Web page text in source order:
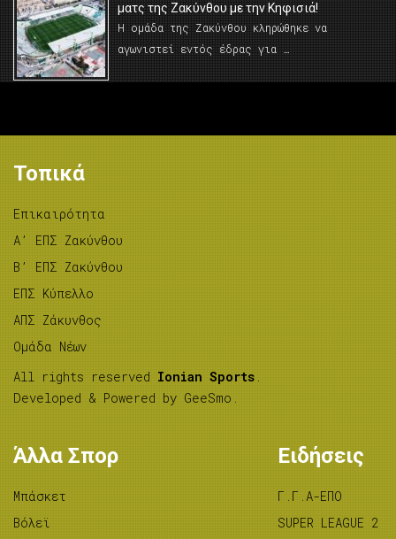
ματς της Ζακύνθου με την Κηφισιά!
Η ομάδα της Ζακύνθου κληρώθηκε να
αγωνιστεί εντός έδρας για …
Τοπικά
Επικαιρότητα
A’ ΕΠΣ Ζακύνθου
B’ ΕΠΣ Ζακύνθου
ΕΠΣ Κύπελλο
ΑΠΣ Ζάκυνθος
Ομάδα Νέων
All rights reserved Ionian Sports .
Developed & Powered by GeeSmo .
Άλλα Σπορ
Μπάσκετ
Βόλεϊ
Ειδήσεις
Γ.Γ.Α-ΕΠΟ
SUPER LEAGUE 2